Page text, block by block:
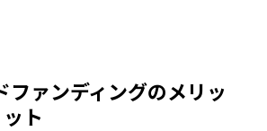
ファンディングのメリッ
ト